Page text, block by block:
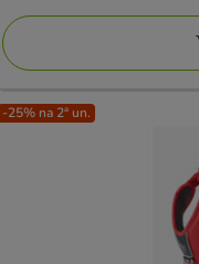
a
54.99€
-25% na 2ª un.